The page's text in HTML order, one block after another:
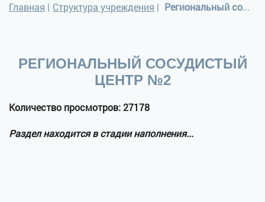
Главная | Структура учреждения | Региональный сосудистый центр №2
РЕГИОНАЛЬНЫЙ СОСУДИСТЫЙ
ЦЕНТР №2
Количество просмотров: 27178
Раздел находится в стадии наполнения...